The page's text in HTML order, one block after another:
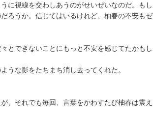
に視線を交わしあうのがせいぜいなのだ。もし
ろうか。信じてはいるけれど、柚春の不安もゼ
とできないことにもっと不安を感じてたかもし
うな影をたちまち消し去ってくれた。
、それでも毎回、言葉をかわすたび柚春は震え